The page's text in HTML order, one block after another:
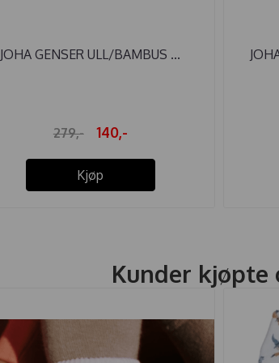
JOHA GENSER ULL/BAMBUS ...
279,- 140,-
Kjøp
Kunder kjøpte